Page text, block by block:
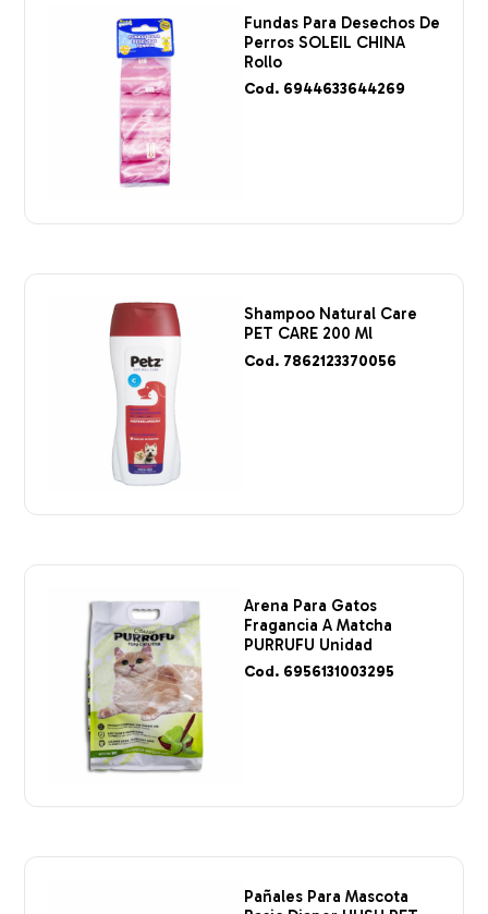
Fundas Para Desechos De
Perros SOLEIL CHINA
Rollo
Cod. 6944633644269
Shampoo Natural Care
PET CARE 200 Ml
Cod. 7862123370056
Arena Para Gatos
Fragancia A Matcha
PURRUFU Unidad
Cod. 6956131003295
Pañales Para Mascota